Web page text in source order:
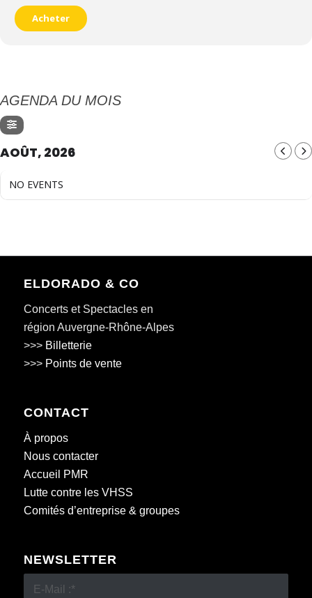
Acheter
AGENDA DU MOIS
AOÛT, 2026
NO EVENTS
ELDORADO & CO
Concerts et Spectacles en
région Auvergne-Rhône-Alpes
>>> Billetterie
>>> Points de vente
CONTACT
À propos
Nous contacter
Accueil PMR
Lutte contre les VHSS
Comités d’entreprise & groupes
NEWSLETTER